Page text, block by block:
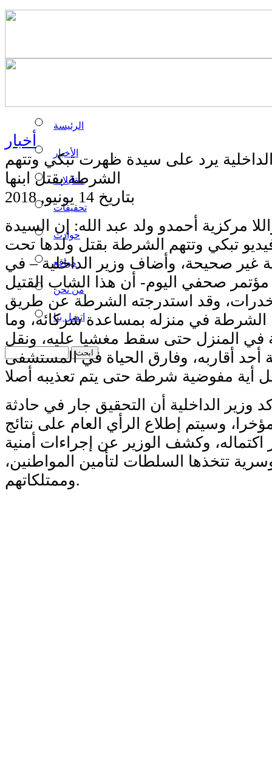
الرئيسة
الأخبار
مقابلات
تحقيقات
حوادث
مواقع
من نحن
اتصل بنا
أخبار
يرد على سيدة ظهرت تبكي وتتهم
الشرطة بقتل ابنها
بتاريخ 14 يونيو, 2018
مركزية أحمدو ولد عبد الله: إن السيدة
تبكي وتتهم الشرطة بقتل ولدها تحت
غير صحيحة، وأضاف وزير الداخلية – في
صحفي اليوم- أن هذا الشاب القتيل
وقد استدرجته الشرطة عن طريق
في منزله بمساعدة شركائه، وما
المنزل حتى سقط مغشيا عليه، ونقل
أقاربه، وفارق الحياة في المستشفى
وزير الداخلية أن التحقيق جار في حادثة
وسيتم إطلاع الرأي العام على نتائج
اكتماله، وكشف الوزير عن إجراءات أمنية
تتخذها السلطات لتأمين المواطنين،
وممتلكاتهم.